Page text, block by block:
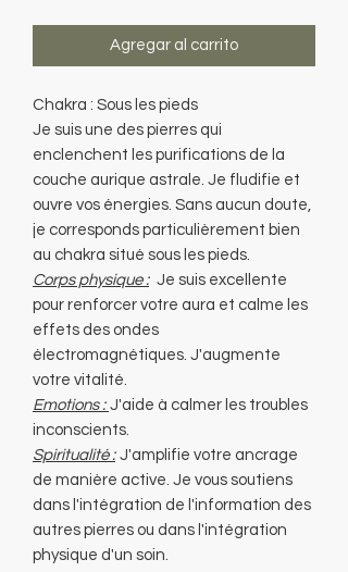
Agregar al carrito
Chakra : Sous les pieds
Je suis une des pierres qui
enclenchent les purifications de la
couche aurique astrale. Je fludifie et
ouvre vos énergies. Sans aucun doute,
je corresponds particulièrement bien
au chakra situé sous les pieds.
Corps physique : Je suis excellente
pour renforcer votre aura et calme les
effets des ondes
électromagnétiques. J'augmente
votre vitalité.
Emotions : J'aide à calmer les troubles
inconscients.
Spiritualité : J'amplifie votre ancrage
de manière active. Je vous soutiens
dans l'intégration de l'information des
autres pierres ou dans l'intégration
physique d'un soin.